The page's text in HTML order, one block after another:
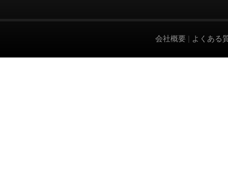
会社概要 | よくある